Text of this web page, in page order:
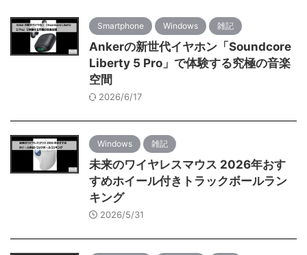
Smartphone Windows 雑記
Ankerの新世代イヤホン「Soundcore
Liberty 5 Pro」で体験する究極の音楽
空間
2026/6/17
Windows 雑記
未来のワイヤレスマウス 2026年おす
すめホイール付きトラックボールラン
キング
2026/5/31